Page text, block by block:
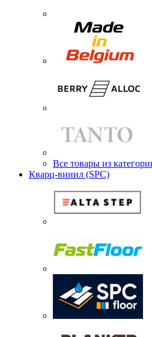
Все товары из
Кварц-винил (SPC)